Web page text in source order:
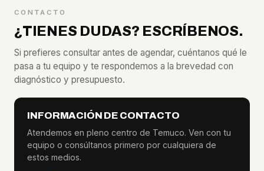
CONTACTO
¿TIENES DUDAS? ESCRÍBENOS.
Si prefieres consultar antes de agendar, cuéntanos qué le
pasa a tu equipo y te respondemos a la brevedad con
diagnóstico y presupuesto.
INFORMACIÓN DE CONTACTO
Atendemos en pleno centro de Temuco. Ven con tu
equipo o consúltanos primero por cualquiera de
estos medios.